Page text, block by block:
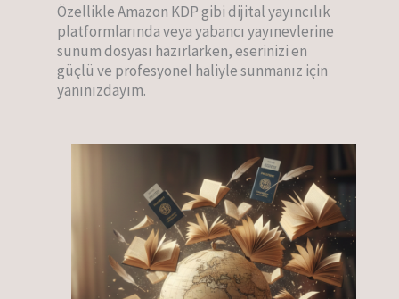
Özellikle Amazon KDP gibi dijital yayıncılık
platformlarında veya yabancı yayınevlerine
sunum dosyası hazırlarken, eserinizi en
güçlü ve profesyonel haliyle sunmanız için
yanınızdayım.